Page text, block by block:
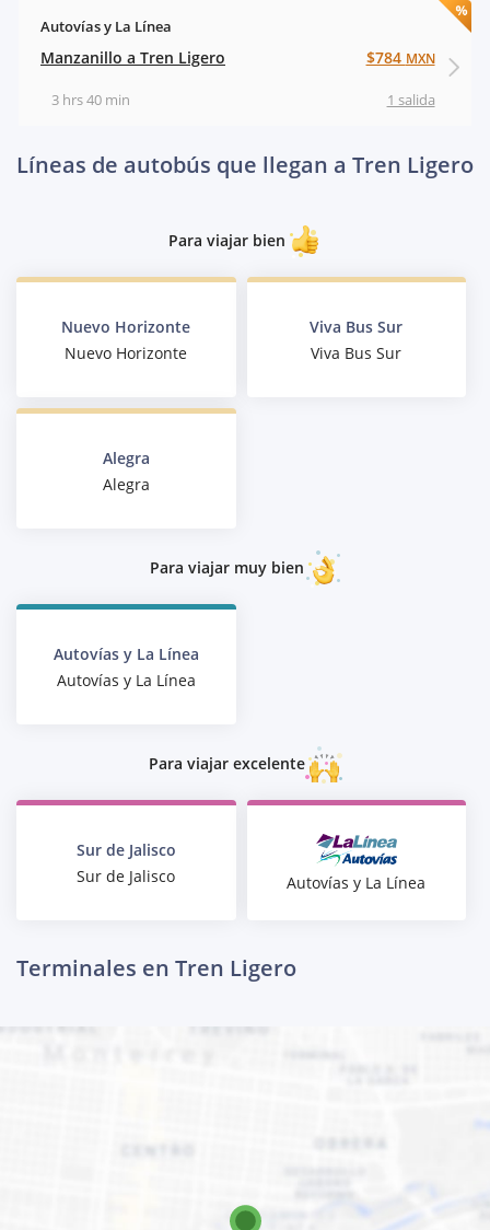
Autovías y La Línea
Manzanillo a Tren Ligero
1 salida
3 hrs 40 min
$784 MXN
Líneas de autobús que llegan a Tren Ligero
Para viajar bien
Nuevo Horizonte
Nuevo Horizonte
Viva Bus Sur
Viva Bus Sur
Alegra
Alegra
Para viajar muy bien
Autovías y La Línea
Autovías y La Línea
Para viajar excelente
Sur de Jalisco
Sur de Jalisco
Autovías y La Línea
Terminales en Tren Ligero